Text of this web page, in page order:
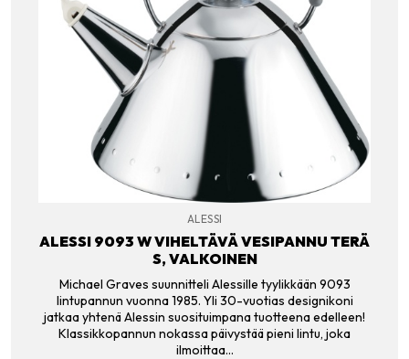
ALESSI
ALESSI 9093 W VIHELTÄVÄ VESIPANNU TERÄ
S, VALKOINEN
Michael Graves suunnitteli Alessille tyylikkään 9093
lintupannun vuonna 1985. Yli 30-vuotias designikoni
jatkaa yhtenä Alessin suosituimpana tuotteena edelleen!
Klassikkopannun nokassa päivystää pieni lintu, joka
ilmoittaa…